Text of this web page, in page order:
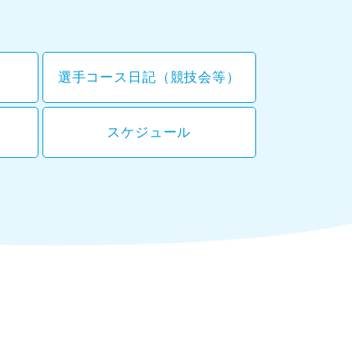
選手コース日記（競技会等）
スケジュール